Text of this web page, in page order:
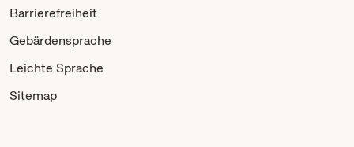
Barrierefreiheit
Gebärdensprache
Leichte Sprache
Sitemap